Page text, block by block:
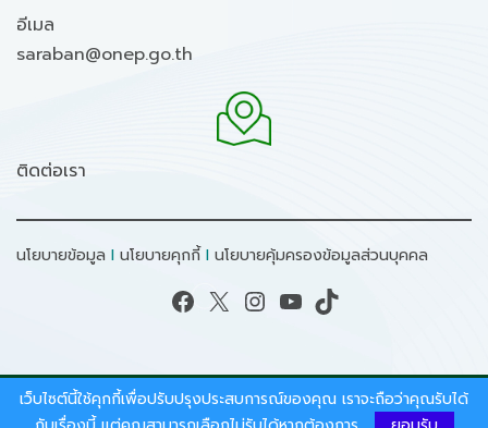
อีเมล
saraban@onep.go.th
ติดต่อเรา
นโยบายข้อมูล I นโยบายคุกกี้I นโยบายคุ้มครองข้อมูลส่วนบุคคล
Facebook X Instagram YouTube TikTok
สงวนลิขสิทธิ์ © 2026 - สำนักงานนโยบายและแผน
เว็บไซต์นี้ใช้คุกกี้เพื่อปรับปรุงประสบการณ์ของคุณ เราจะถือว่าคุณรับได้